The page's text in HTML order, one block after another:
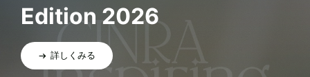
Edition 2026
詳しくみる